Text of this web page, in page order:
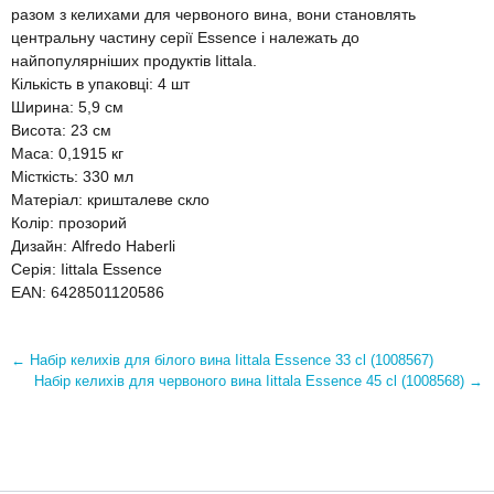
разом з келихами для червоного вина, вони становлять
центральну частину серії Essence і належать до
найпопулярніших продуктів Iittala.
Кількість в упаковці: 4 шт
Ширина: 5,9 см
Висота: 23 см
Маса: 0,1915 кг
Місткість: 330 мл
Матеріал: кришталеве скло
Колір: прозорий
Дизайн: Alfredo Haberli
Серія: Iittala Essence
EAN: 6428501120586
← Набір келихів для білого вина Iittala Essence 33 cl (1008567)
Набір келихів для червоного вина Iittala Essence 45 cl (1008568) →